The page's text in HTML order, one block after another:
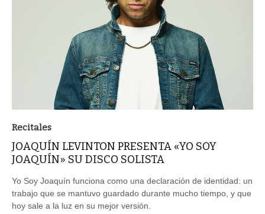
JOAQUÍN LEVINTON PRESENTA «YO SOY
JOAQUÍN» SU DISCO SOLISTA
trabajo que se mantuvo guardado durante mucho tiempo, y que
hoy sale a la luz en su mejor versión.